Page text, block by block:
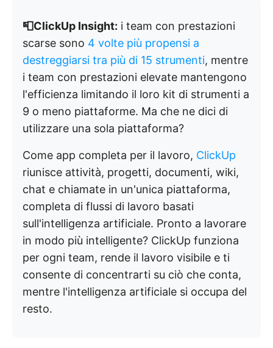
📮ClickUp Insight: i team con prestazioni
scarse sono 4 volte più propensi a
destreggiarsi tra più di 15 strumenti, mentre
i team con prestazioni elevate mantengono
l'efficienza limitando il loro kit di strumenti a
9 o meno piattaforme. Ma che ne dici di
utilizzare una sola piattaforma?
Come app completa per il lavoro, ClickUp
riunisce attività, progetti, documenti, wiki,
chat e chiamate in un'unica piattaforma,
completa di flussi di lavoro basati
sull'intelligenza artificiale. Pronto a lavorare
in modo più intelligente? ClickUp funziona
per ogni team, rende il lavoro visibile e ti
consente di concentrarti su ciò che conta,
mentre l'intelligenza artificiale si occupa del
resto.